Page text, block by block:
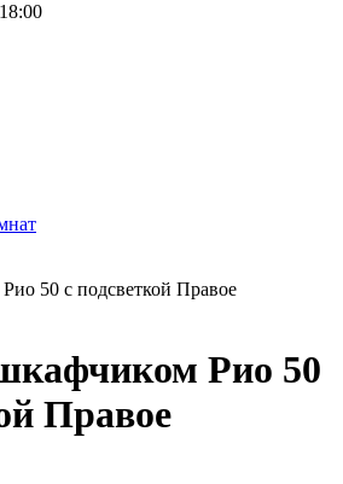
50 с подсветкой Правое
Рио 50
Правое